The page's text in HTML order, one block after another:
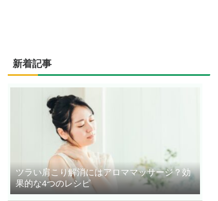
新着記事
ツラい肩こり解消にはアロママッサージ？効
果的な4つのレシピ